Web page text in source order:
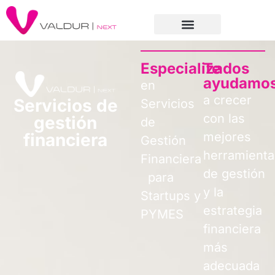
Servicios de
gestión
financiera
Especializados
en
Servicios
de
Gestión
Financiera
para
Startups y
PYMES
Te
a crecer
con las
mejores
de gestión
y la
estrategia
financiera
más
adecuada